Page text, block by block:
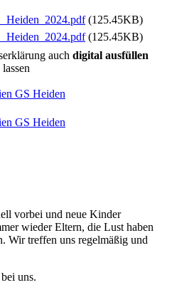
(125.45KB)
(125.45KB)
auch digital ausfüllen
GS Heiden
GS Heiden
vorbei und neue Kinder
wieder Eltern, die Lust haben
Wir treffen uns regelmäßig und
uns.